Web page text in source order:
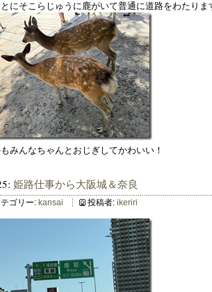
にそこらじゅうに鹿がいて普通に道路をわたりま
みんなちゃんとおじぎしてかわいい！
姫路仕事から大阪城＆奈良
ゴリー: kansai 投稿者: ikeriri